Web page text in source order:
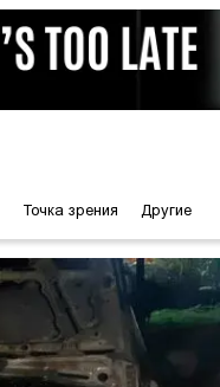
Точка зрения Другие